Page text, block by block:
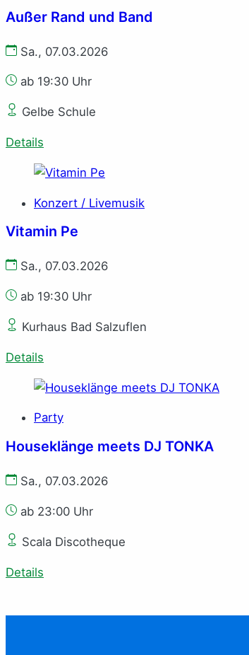
Außer Rand und Band
Sa., 07.03.2026
ab 19:30 Uhr
Gelbe Schule
Details
Konzert / Livemusik
Vitamin Pe
Sa., 07.03.2026
ab 19:30 Uhr
Kurhaus Bad Salzuflen
Details
Party
Houseklänge meets DJ TONKA
Sa., 07.03.2026
ab 23:00 Uhr
Scala Discotheque
Details